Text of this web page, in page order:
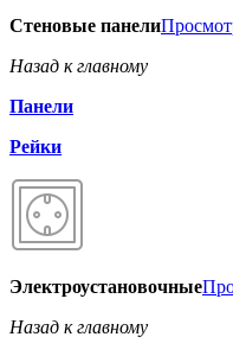
Стеновые панели
Назад к главному
Панели
Рейки
Электроустановочные
Назад к главному